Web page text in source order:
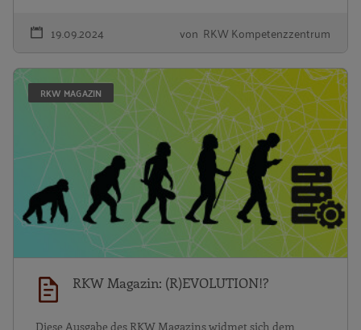
19.09.2024 von RKW Kompetenzzentrum
RKW MAGAZIN
RKW Magazin: (R)EVOLUTION!?
Diese Ausgabe des RKW Magazins widmet sich dem